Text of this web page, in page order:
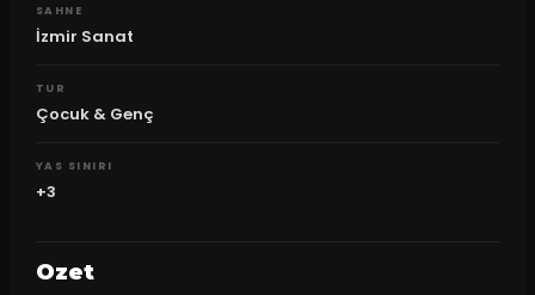
SAHNE
İzmir Sanat
TUR
Çocuk & Genç
YAS SINIRI
+3
Ozet